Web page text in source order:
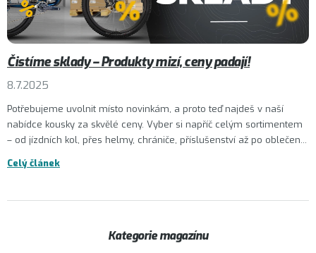
Čistíme sklady – Produkty mizí, ceny padají!
8.7.2025
Potřebujeme uvolnit místo novinkám, a proto teď najdeš v naší
nabídce kousky za skvělé ceny. Vyber si napříč celým sortimentem
– od jízdních kol, přes helmy, chrániče, příslušenství až po oblečen...
Celý článek
Kategorie magazínu